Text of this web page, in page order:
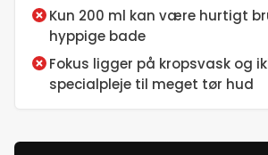
19. maj 2026
20. maj 2026
21. maj 2026
Kun 200 ml kan være hurtigt
hyppige bade
Fokus ligger på kropsvask og
specialpleje til meget tør hud